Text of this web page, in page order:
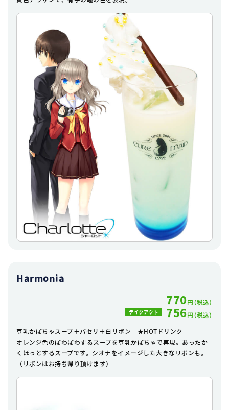
Harmonia
770円（税込）
テイクアウト 756円（税込）
豆乳かぼちゃスープ＋パセリ＋白リボン ★HOTドリンク
オレンジ色のぽわぽわするスープを豆乳かぼちゃで再現。あったか
くほっとするスープです。シオナをイメージした大きなリボンも。
（リボンはお持ち帰り頂けます）